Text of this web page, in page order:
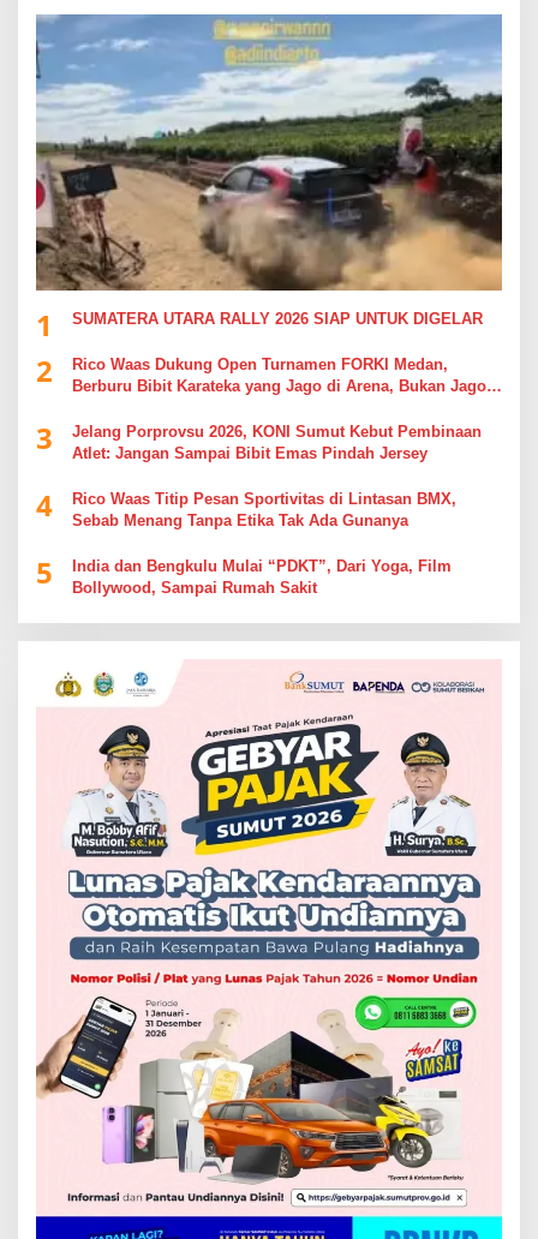
1 SUMATERA UTARA RALLY 2026 SIAP UNTUK DIGELAR
2
Rico Waas Dukung Open Turnamen FORKI Medan,
Berburu Bibit Karateka yang Jago di Arena, Bukan Jago
3
Jelang Porprovsu 2026, KONI Sumut Kebut Pembinaan
Atlet: Jangan Sampai Bibit Emas Pindah Jersey
4
Rico Waas Titip Pesan Sportivitas di Lintasan BMX,
Sebab Menang Tanpa Etika Tak Ada Gunanya
5
India dan Bengkulu Mulai “PDKT”, Dari Yoga, Film
Bollywood, Sampai Rumah Sakit